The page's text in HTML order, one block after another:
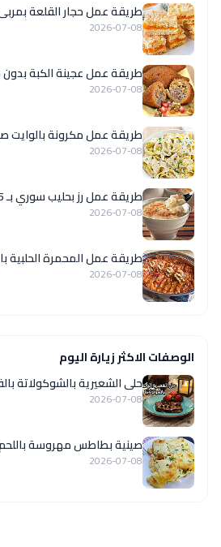
طريقة عمل حجار القلعة
2026-07-08
طريقة عمل عجينة الكبة بدون
2026-07-08
طريقة عمل مكرونة بالوايت
2026-07-08
طريقة عمل رز بحليب سوري بـ 5 مكونات
2026-07-08
طريقة عمل المحمرة الحلبية
2026-07-08
الوصفات الاكثر زيارة اليوم
حلى الشعيرية بالشوكولاتة
2026-07-08
صينية بطاطس مهروسة
2026-07-08